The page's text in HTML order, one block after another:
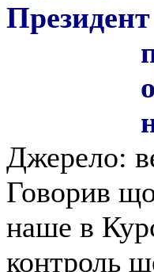
Джерело:
Говорив
наше в
контроль